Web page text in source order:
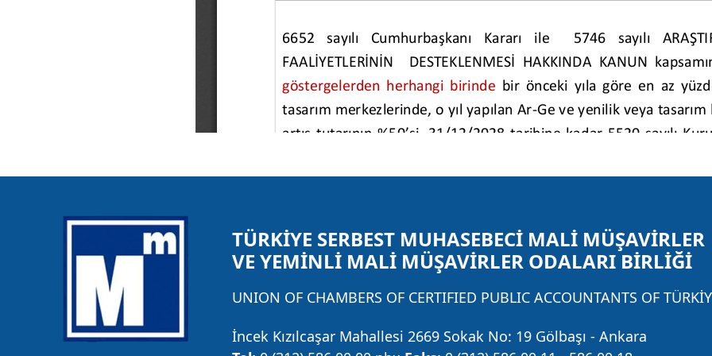
TÜRKİYE SERBEST MUHASEBECİ MALİ MÜŞAVİRLER
VE YEMİNLİ MALİ MÜŞAVİRLER ODALARI BİRLİĞİ
UNION OF CHAMBERS OF CERTIFIED PUBLIC ACCOUNTANTS OF
İncek Kızılcaşar Mahallesi 2669 Sokak No: 19 Gölbaşı - Ankara